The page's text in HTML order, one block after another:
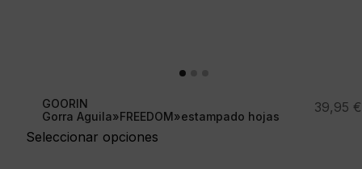
GOORIN
Gorra Aguila»FREEDOM»estampado hojas
Seleccionar opciones
39,95 €